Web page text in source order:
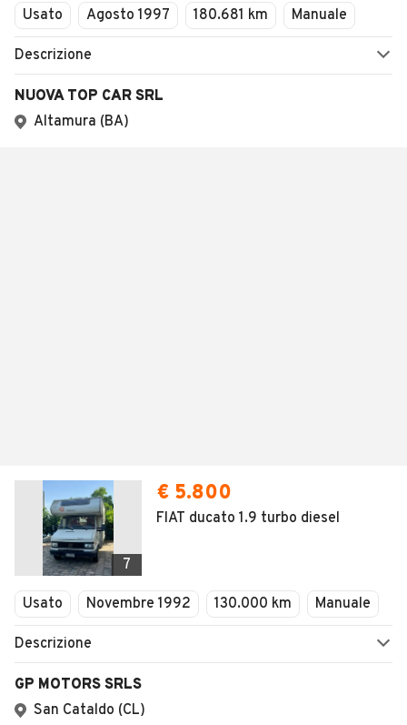
Usato Agosto 1997 180.681 km Manuale
Descrizione
NUOVA TOP CAR SRL
Altamura (BA)
7
€ 5.800
FIAT ducato 1.9 turbo diesel
Usato Novembre 1992 130.000 km Manuale
Descrizione
GP MOTORS SRLS
San Cataldo (CL)